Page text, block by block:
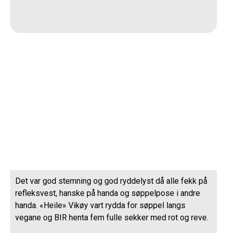
Det var god stemning og god ryddelyst då alle fekk på
refleksvest, hanske på handa og søppelpose i andre
handa. «Heile» Vikøy vart rydda for søppel langs
vegane og BIR henta fem fulle sekker med rot og reve.